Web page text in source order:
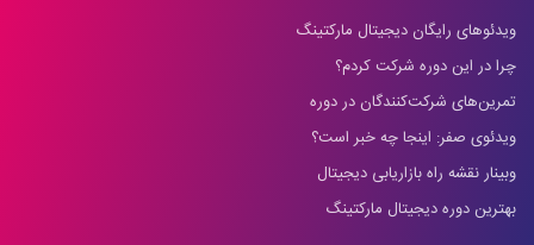
ویدئوهای رایگان دیجیتال مارکتینگ
چرا در این دوره شرکت کردم؟
تمرین‌های شرکت‌کنندگان در دوره
ویدئوی صفر: اینجا چه خبر است؟
وبینار نقشه راه بازاریابی دیجیتال
بهترین دوره دیجیتال مارکتینگ